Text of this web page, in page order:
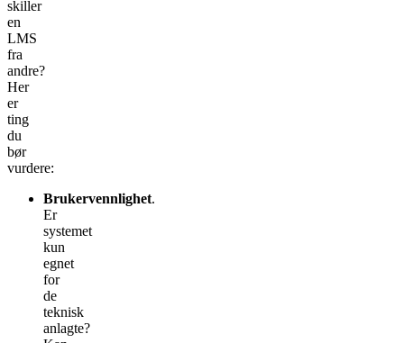
skiller
en
LMS
fra
andre?
Her
er
ting
du
bør
vurdere:
Brukervennlighet.
Er
systemet
kun
egnet
for
de
teknisk
anlagte?